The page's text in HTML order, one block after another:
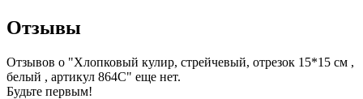
Отзывы
Отзывов о "Хлопковый кулир, стрейчевый, отрезок 15*15 см ,
белый , артикул 864С" еще нет.
Будьте первым!